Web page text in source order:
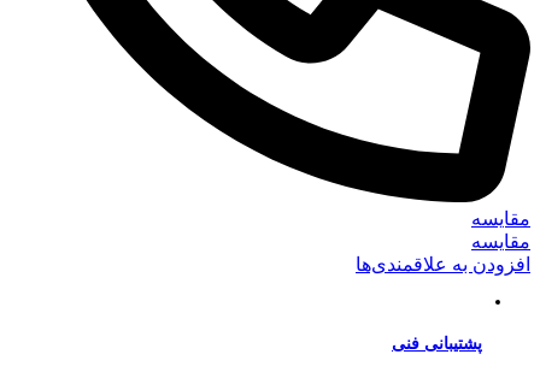
مقایسه
مقایسه
افزودن به علاقمندی‌ها
پشتیبانی فنی